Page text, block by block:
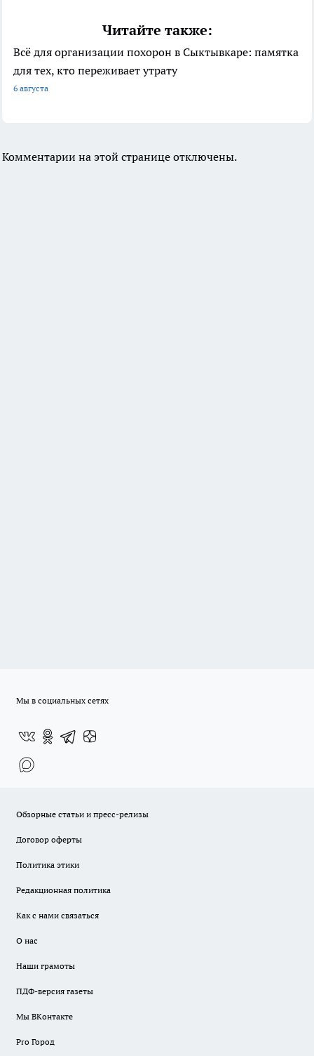
Читайте также:
Всё для организации похорон в Сыктывкаре: памятка
для тех, кто переживает утрату
6 августа
Комментарии на этой странице отключены.
Мы в социальных сетях
Обзорные статьи и пресс-релизы
Договор оферты
Политика этики
Редакционная политика
Как с нами связаться
О нас
Наши грамоты
ПДФ-версия газеты
Мы ВКонтакте
Pro Город